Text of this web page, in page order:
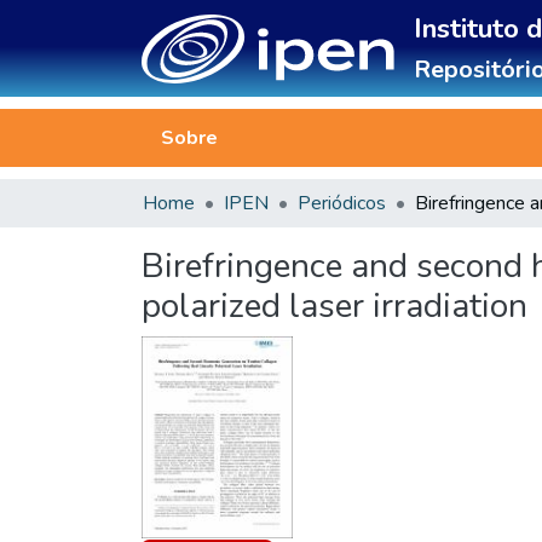
Instituto
Sobre
Home IPEN Periódicos
Birefringence and
polarized laser irradiation